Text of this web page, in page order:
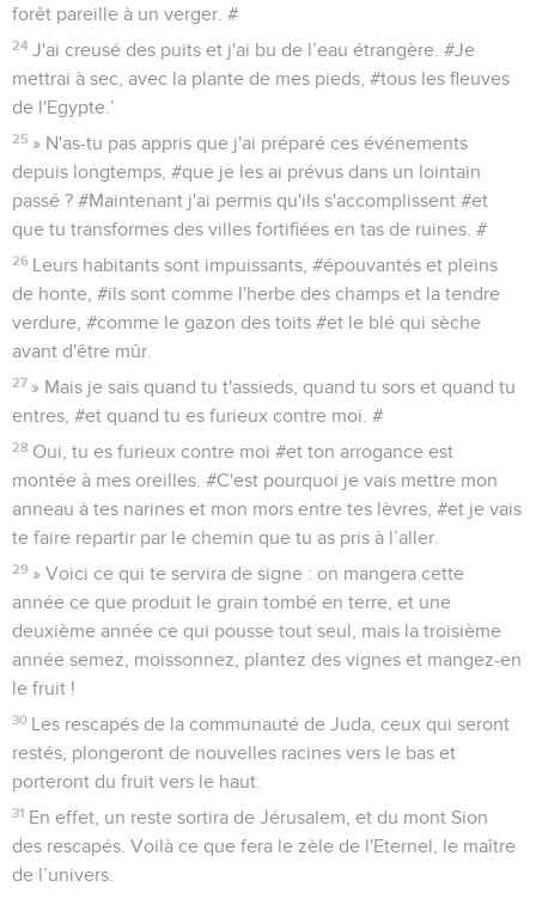
forêt pareille à un verger. #
24 J'ai creusé des puits et j'ai bu de l’eau étrangère. #Je
mettrai à sec, avec la plante de mes pieds, #tous les fleuves
de l'Egypte.’
25 » N'as-tu pas appris que j'ai préparé ces événements
depuis longtemps, #que je les ai prévus dans un lointain
passé ? #Maintenant j'ai permis qu'ils s'accomplissent #et
que tu transformes des villes fortifiées en tas de ruines. #
26 Leurs habitants sont impuissants, #épouvantés et pleins
de honte, #ils sont comme l'herbe des champs et la tendre
verdure, #comme le gazon des toits #et le blé qui sèche
avant d'être mûr.
27 » Mais je sais quand tu t'assieds, quand tu sors et quand tu
entres, #et quand tu es furieux contre moi. #
28 Oui, tu es furieux contre moi #et ton arrogance est
montée à mes oreilles. #C'est pourquoi je vais mettre mon
anneau à tes narines et mon mors entre tes lèvres, #et je vais
te faire repartir par le chemin que tu as pris à l’aller.
29 » Voici ce qui te servira de signe : on mangera cette
année ce que produit le grain tombé en terre, et une
deuxième année ce qui pousse tout seul, mais la troisième
année semez, moissonnez, plantez des vignes et mangez-en
le fruit !
30 Les rescapés de la communauté de Juda, ceux qui seront
restés, plongeront de nouvelles racines vers le bas et
porteront du fruit vers le haut.
31 En effet, un reste sortira de Jérusalem, et du mont Sion
des rescapés. Voilà ce que fera le zèle de l'Eternel, le maître
de l’univers.